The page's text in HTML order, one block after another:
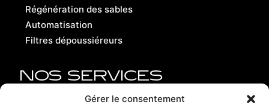
Gérer le consentement
Régénération des sables
Automatisation
Filtres dépoussiéreurs
NOS SERVICES